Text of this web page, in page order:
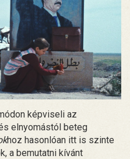
képviseli az
elnyomástól beteg
hoz hasonlóan itt is szinte
a bemutatni kívánt